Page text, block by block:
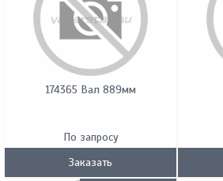
174365 Вал 889мм
По запросу
Заказать